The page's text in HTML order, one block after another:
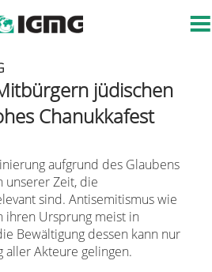
jüdischen
Chanukkafest
aufgrund des Glaubens
unserer Zeit, die
sind. Antisemitismus wie
ihren Ursprung meist in
Bewältigung dessen kann nur
Akteure gelingen.